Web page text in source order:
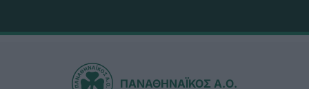
ΠΑΝΑΘΗΝΑΪΚΟΣ Α.Ο.